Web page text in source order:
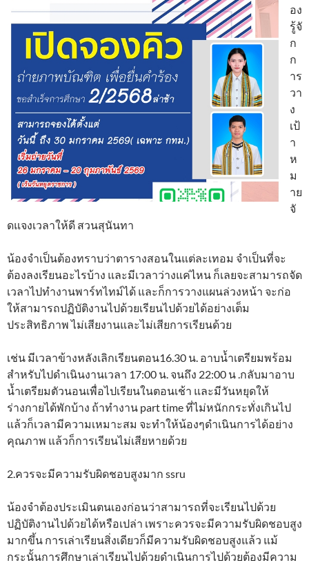
อง
รู้จั
ก
ก
าร
วา
ง
เป้
า
ห
ม
าย
จั
ดแจงเวลาให้ดี สวนสุนันทา
น้องจำเป็นต้องทราบว่าตารางสอนในแต่ละเทอม จำเป็นที่จะ
ต้องลงเรียนอะไรบ้าง และมีเวลาว่างแค่ไหน ก็เลยจะสามารถจัด
เวลาไปทำงานพาร์ทไทม์ได้ และก็การวางแผนล่วงหน้า จะก่อ
ให้สามารถปฏิบัติงานไปด้วยเรียนไปด้วยได้อย่างเต็ม
ประสิทธิภาพ ไม่เสียงานและไม่เสียการเรียนด้วย
เช่น มีเวลาข้างหลังเลิกเรียนตอน16.30 น. อาบน้ำเตรียมพร้อม
สำหรับไปดำเนินงานเวลา 17:00 น. จนถึง 22:00 น .กลับมาอาบ
น้ำเตรียมตัวนอนเพื่อไปเรียนในตอนเช้า และมีวันหยุดให้
ร่างกายได้พักบ้าง ถ้าทำงาน part time ที่ไม่หนักกระทั่งเกินไป
แล้วก็เวลามีความเหมาะสม จะทำให้น้องๆดำเนินการได้อย่าง
คุณภาพ แล้วก็การเรียนไม่เสียหายด้วย
2.ควรจะมีความรับผิดชอบสูงมาก ssru
น้องจำต้องประเมินตนเองก่อนว่าสามารถที่จะเรียนไปด้วย
ปฏิบัติงานไปด้วยได้หรือเปล่า เพราะควรจะมีความรับผิดชอบสูง
มากขึ้น การเล่าเรียนสิ่งเดียวก็มีความรับผิดชอบสูงแล้ว แม้
กระนั้นการศึกษาเล่าเรียนไปด้วยดำเนินการไปด้วยต้องมีความ